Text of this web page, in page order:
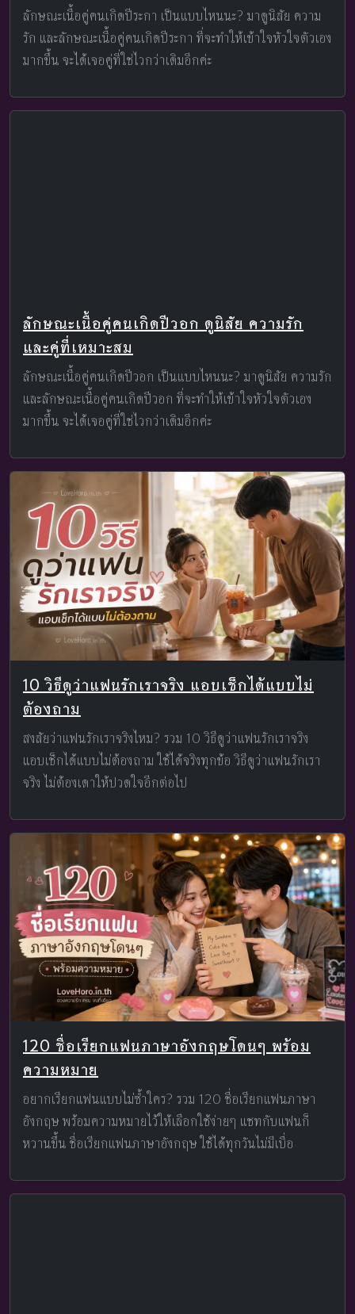
ลักษณะเนื้อคู่คนเกิดปีระกา เป็นแบบไหนนะ? มาดูนิสัย ความ
รัก และลักษณะเนื้อคู่คนเกิดปีระกา ที่จะทำให้เข้าใจหัวใจตัวเอง
มากขึ้น จะได้เจอคู่ที่ใช่ไวกว่าเดิมอีกค่ะ
ลักษณะเนื้อคู่คนเกิดปีวอก ดูนิสัย ความรัก
และคู่ที่เหมาะสม
ลักษณะเนื้อคู่คนเกิดปีวอก เป็นแบบไหนนะ? มาดูนิสัย ความรัก
และลักษณะเนื้อคู่คนเกิดปีวอก ที่จะทำให้เข้าใจหัวใจตัวเอง
มากขึ้น จะได้เจอคู่ที่ใช่ไวกว่าเดิมอีกค่ะ
10 วิธีดูว่าแฟนรักเราจริง แอบเช็กได้แบบไม่
ต้องถาม
สงสัยว่าแฟนรักเราจริงไหม? รวม 10 วิธีดูว่าแฟนรักเราจริง
แอบเช็กได้แบบไม่ต้องถาม ใช้ได้จริงทุกข้อ วิธีดูว่าแฟนรักเรา
จริง ไม่ต้องเดาให้ปวดใจอีกต่อไป
120 ชื่อเรียกแฟนภาษาอังกฤษโดนๆ พร้อม
ความหมาย
อยากเรียกแฟนแบบไม่ซ้ำใคร? รวม 120 ชื่อเรียกแฟนภาษา
อังกฤษ พร้อมความหมายไว้ให้เลือกใช้ง่ายๆ แชทกับแฟนก็
หวานขึ้น ชื่อเรียกแฟนภาษาอังกฤษ ใช้ได้ทุกวันไม่มีเบื่อ